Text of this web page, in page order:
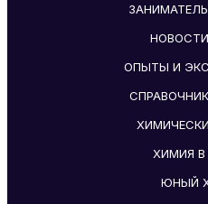
ОПЫТЫ И
ХИМИЯ
ЮНЫЙ